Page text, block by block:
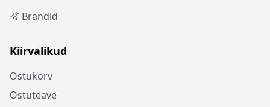
Brändid
Kiirvalikud
Ostukorv
Ostuteave